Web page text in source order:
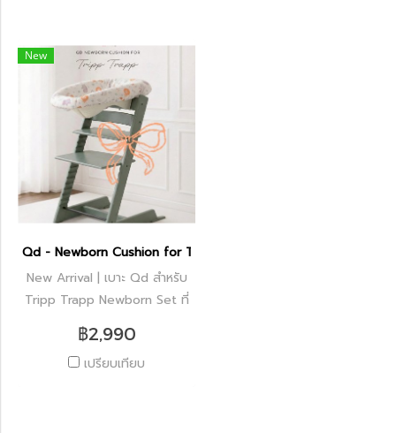
New
Qd - Newborn Cushion for Tripp Trapp
New Arrival | เบาะ Qd สำหรับ
Tripp Trapp Newborn Set ที่
ทำมาเพื่อให้คุณพ่อคุณแม่เพิ่ม
ความคิ้วท์ให้กับเก้าอี้ตัวโปรด
ของลูก และยังสะอาด เพราะ
฿2,990
เปรียบเทียบ